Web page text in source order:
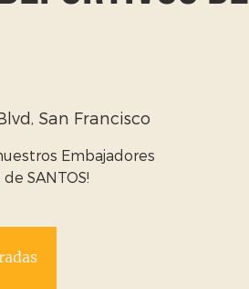
San Francisco
Embajadores
SANTOS!